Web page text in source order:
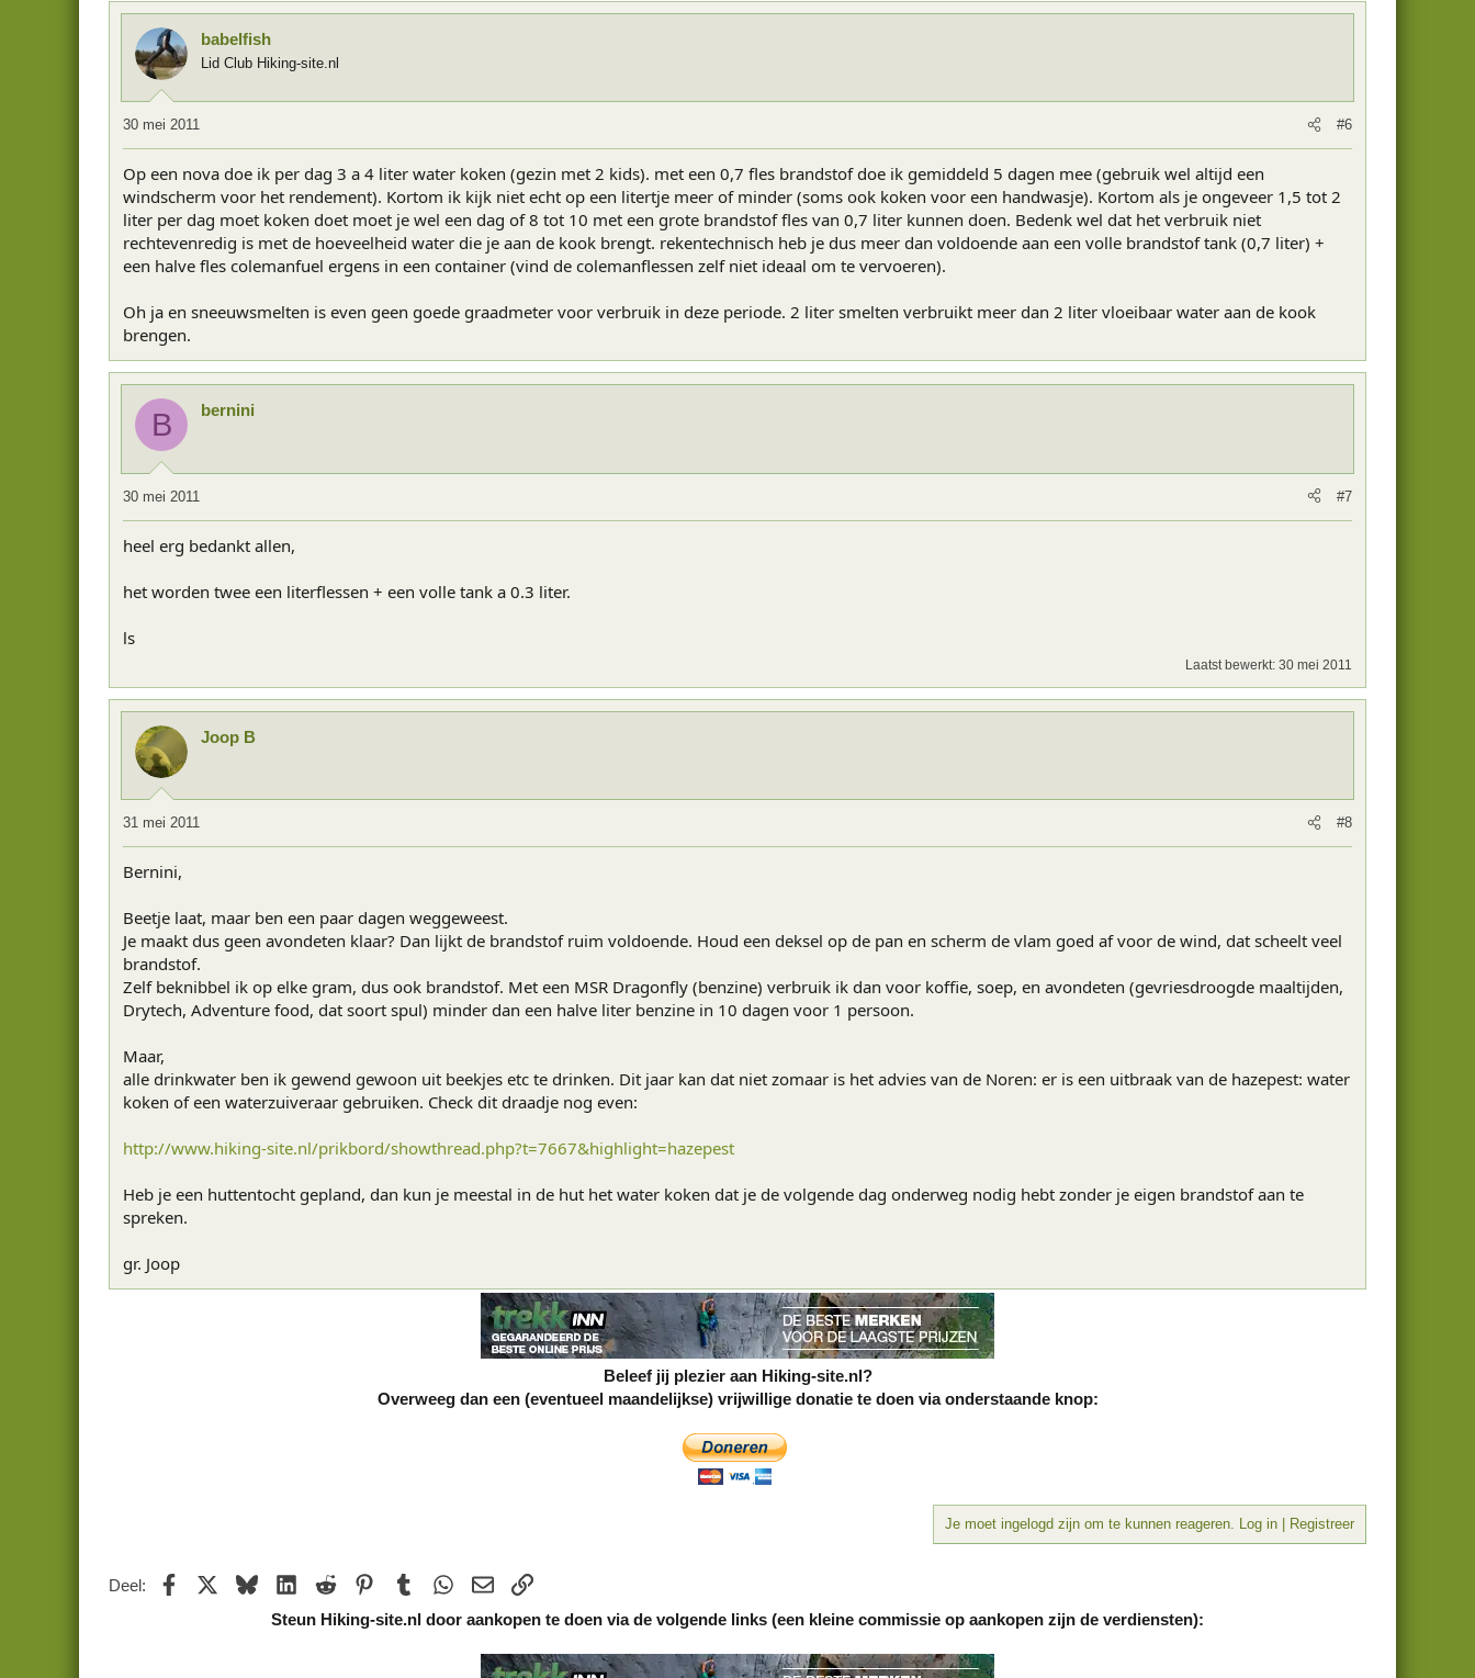
babelfish
Lid Club Hiking-site.nl
30 mei 2011 #6
Op een nova doe ik per dag 3 a 4 liter water koken (gezin met 2 kids). met een 0,7 fles brandstof doe ik gemiddeld 5 dagen mee (gebruik wel altijd een
windscherm voor het rendement). Kortom ik kijk niet echt op een litertje meer of minder (soms ook koken voor een handwasje). Kortom als je ongeveer 1,5 tot 2
liter per dag moet koken doet moet je wel een dag of 8 tot 10 met een grote brandstof fles van 0,7 liter kunnen doen. Bedenk wel dat het verbruik niet
rechtevenredig is met de hoeveelheid water die je aan de kook brengt. rekentechnisch heb je dus meer dan voldoende aan een volle brandstof tank (0,7 liter) +
een halve fles colemanfuel ergens in een container (vind de colemanflessen zelf niet ideaal om te vervoeren).
Oh ja en sneeuwsmelten is even geen goede graadmeter voor verbruik in deze periode. 2 liter smelten verbruikt meer dan 2 liter vloeibaar water aan de kook
brengen.
B bernini
30 mei 2011 #7
heel erg bedankt allen,
het worden twee een literflessen + een volle tank a 0.3 liter.
ls
Laatst bewerkt: 30 mei 2011
Joop B
31 mei 2011 #8
Bernini,
Beetje laat, maar ben een paar dagen weggeweest.
Je maakt dus geen avondeten klaar? Dan lijkt de brandstof ruim voldoende. Houd een deksel op de pan en scherm de vlam goed af voor de wind, dat scheelt veel
brandstof.
Zelf beknibbel ik op elke gram, dus ook brandstof. Met een MSR Dragonfly (benzine) verbruik ik dan voor koffie, soep, en avondeten (gevriesdroogde maaltijden,
Drytech, Adventure food, dat soort spul) minder dan een halve liter benzine in 10 dagen voor 1 persoon.
Maar,
alle drinkwater ben ik gewend gewoon uit beekjes etc te drinken. Dit jaar kan dat niet zomaar is het advies van de Noren: er is een uitbraak van de hazepest: water
koken of een waterzuiveraar gebruiken. Check dit draadje nog even:
http://www.hiking-site.nl/prikbord/showthread.php?t=7667&highlight=hazepest
Heb je een huttentocht gepland, dan kun je meestal in de hut het water koken dat je de volgende dag onderweg nodig hebt zonder je eigen brandstof aan te
spreken.
gr. Joop
Beleef jij plezier aan Hiking-site.nl?
Overweeg dan een (eventueel maandelijkse) vrijwillige donatie te doen via onderstaande knop:
Je moet ingelogd zijn om te kunnen reageren. Log in | Registreer
Deel: Facebook BlueskyLinkedIn
Reddit PinterestTumblrWhatsApp
E-mailkoppeling
Steun Hiking-site.nl door aankopen te doen via de volgende links (een kleine commissie op aankopen zijn de verdiensten):